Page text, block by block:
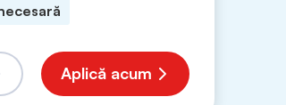
Aplică acum